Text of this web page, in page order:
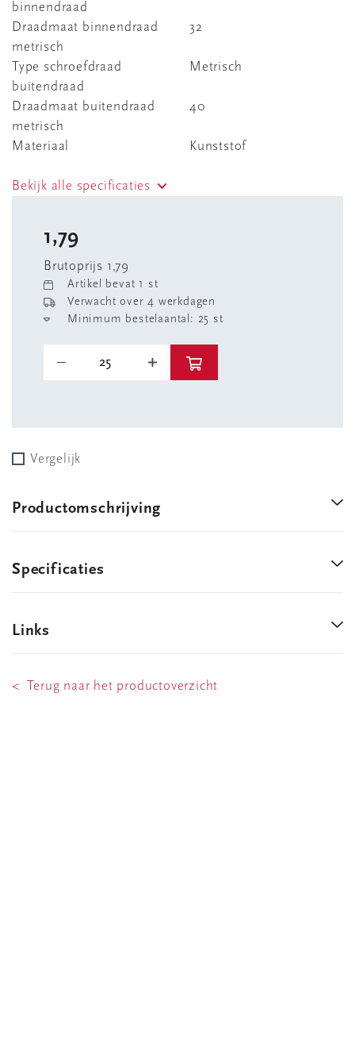
binnendraad
Draadmaat binnendraad
metrisch
32
Type schroefdraad
buitendraad
Metrisch
Draadmaat buitendraad
metrisch
40
Materiaal Kunststof
Bekijk alle specificaties
1,79
Brutoprijs 1,79
Artikel bevat 1 st
Verwacht over 4 werkdagen
Minimum bestelaantal: 25 st
Vergelijk
Productomschrijving
Specificaties
Links
< Terug naar het productoverzicht